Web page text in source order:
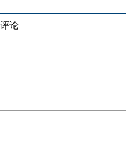
评论